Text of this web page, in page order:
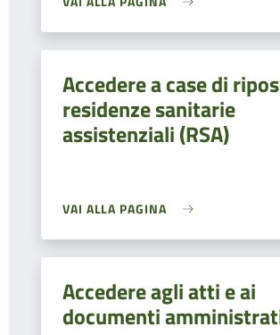
Accedere a case di
residenze sanitarie
assistenziali (RSA)
VAI ALLA PAGINA
Accedere agli atti e ai
documenti